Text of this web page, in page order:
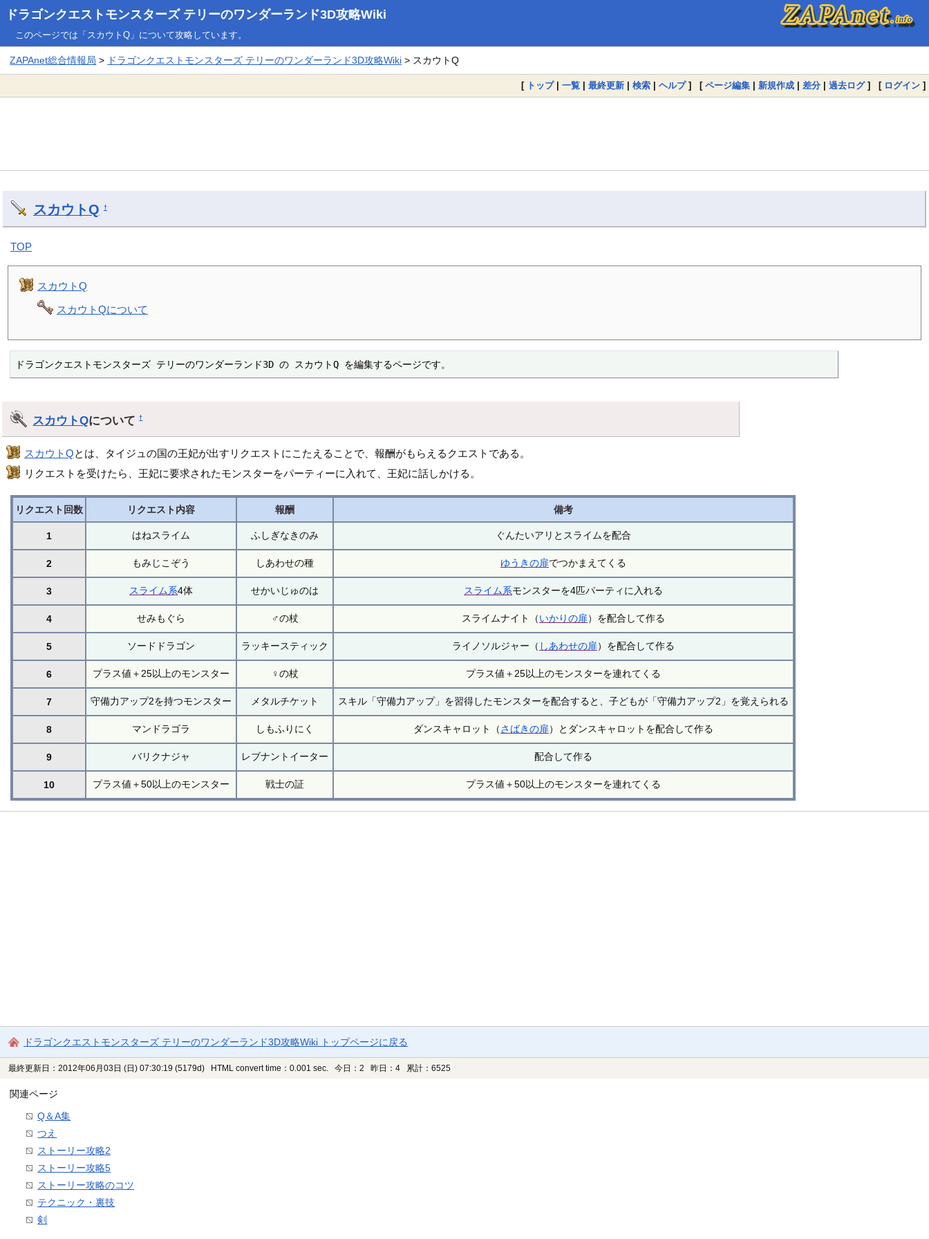
ドラゴンクエストモンスターズ テリーのワンダーランド3D攻略Wiki
このページでは「スカウトQ」について攻略しています。
ZAPAnet総合情報局 > ドラゴンクエストモンスターズ テリーのワンダーランド3D攻略Wiki > スカウトQ
[ トップ| 一覧 | 最終更新 | 検索 | ヘルプ] [ ページ編集 | 新規作成 | 差分 | 過去ログ] [ ログイン ]
スカウトQ †
TOP
スカウトQ
スカウトQについて
ドラゴンクエストモンスターズ テリーのワンダーランド3D の スカウトQ を編集するページです。
スカウトQについて†
スカウトQとは、タイジュの国の王妃が出すリクエストにこたえることで、報酬がもらえるクエストである。
リクエストを受けたら、王妃に要求されたモンスターをパーティーに入れて、王妃に話しかける。
リクエスト回数 リクエスト内容 報酬 備考
1 はねスライム ふしぎなきのみ ぐんたいアリとスライムを配合
2 もみじこぞう しあわせの種 ゆうきの扉でつかまえてくる
3 スライム系4体 せかいじゅのは スライム系モンスターを4匹パーティに入れる
4 せみもぐら ♂の杖 スライムナイト（いかりの扉）を配合して作る
5 ソードドラゴン ラッキースティック ライノソルジャー（ しあわせの扉）を配合して作る
6 プラス値＋25以上のモンスター ♀の杖 プラス値＋25以上のモンスターを連れてくる
7 守備力アップ2を持つモンスター メタルチケット スキル「守備力アップ」を習得したモンスターを配合すると、子どもが「守備力アップ2」を覚えられる
8 マンドラゴラ しもふりにく ダンスキャロット（さばきの扉）とダンスキャロットを配合して作る
9 バリクナジャ レブナントイーター 配合して作る
10 プラス値＋50以上のモンスター 戦士の証 プラス値＋50以上のモンスターを連れてくる
ドラゴンクエストモンスターズ テリーのワンダーランド3D攻略Wiki トップページに戻る
最終更新日：2012年06月03日 (日) 07:30:19 (5179d) HTML convert time：0.001 sec. 今日：2 昨日：4 累計：6525
関連ページ
Q＆A集
つえ
ストーリー攻略2
ストーリー攻略5
ストーリー攻略のコツ
テクニック・裏技
剣